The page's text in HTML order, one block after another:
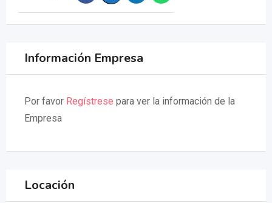
Información Empresa
Por favor Regístrese para ver la información de la
Empresa
Locación